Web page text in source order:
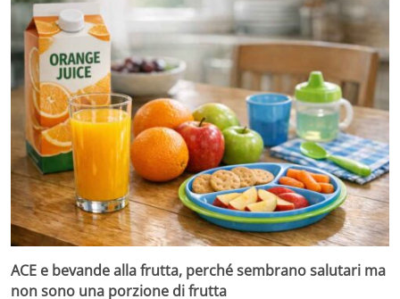
ACE e bevande alla frutta, perché sembrano salutari ma
non sono una porzione di frutta